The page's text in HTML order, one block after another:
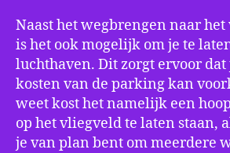
Naast het wegbrengen naar
is het ook mogelijk om je te
luchthaven. Dit zorgt ervoor dat
kosten van de parking kan
weet kost het namelijk een
op het vliegveld te laten staan,
je van plan bent om meerdere